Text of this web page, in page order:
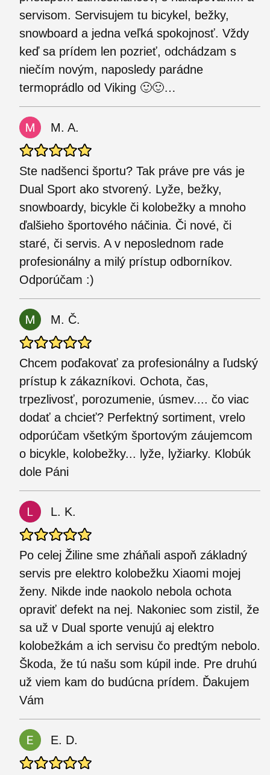
servisom. Servisujem tu bicykel, bežky,
snowboard a jedna veľká spokojnosť. Vždy
keď sa prídem len pozrieť, odchádzam s
niečím novým, naposledy parádne
termoprádlo od Viking 🙂🙂…
M. A.
Ste nadšenci športu? Tak práve pre vás je
Dual Sport ako stvorený. Lyže, bežky,
snowboardy, bicykle či kolobežky a mnoho
ďalšieho športového náčinia. Či nové, či
staré, či servis. A v neposlednom rade
profesionálny a milý prístup odborníkov.
Odporúčam :)
M. Č.
Chcem poďakovať za profesionálny a ľudský
prístup k zákazníkovi. Ochota, čas,
trpezlivosť, porozumenie, úsmev.... čo viac
dodať a chcieť? Perfektný sortiment, vrelo
odporúčam všetkým športovým záujemcom
o bicykle, kolobežky... lyže, lyžiarky. Klobúk
dole Páni
L. K.
Po celej Žiline sme zháňali aspoň základný
servis pre elektro kolobežku Xiaomi mojej
ženy. Nikde inde naokolo nebola ochota
opraviť defekt na nej. Nakoniec som zistil, že
sa už v Dual sporte venujú aj elektro
kolobežkám a ich servisu čo predtým nebolo.
Škoda, že tú našu som kúpil inde. Pre druhú
už viem kam do budúcna prídem. Ďakujem
Vám
E. D.